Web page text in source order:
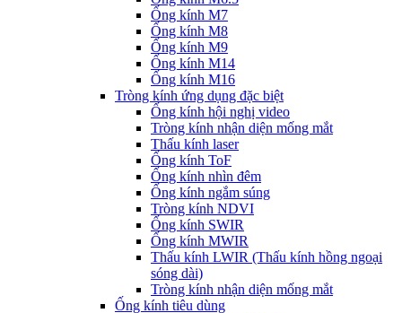
Ống kính M7
Ống kính M8
Ống kính M9
Ống kính M14
Ống kính M16
Tròng kính ứng dụng đặc biệt
Ống kính hội nghị video
Tròng kính nhận diện mống mắt
Thấu kính laser
Ống kính ToF
Ống kính nhìn đêm
Ống kính ngắm súng
Tròng kính NDVI
Ống kính SWIR
Ống kính MWIR
Thấu kính LWIR (Thấu kính hồng ngoại
sóng dài)
Tròng kính nhận diện mống mắt
Ống kính tiêu dùng